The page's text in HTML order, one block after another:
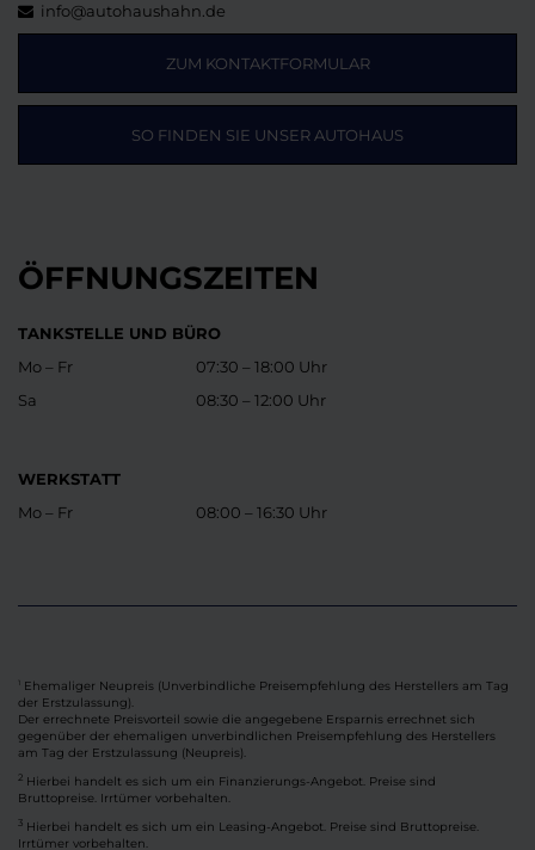
info@autohaushahn.de
ZUM KONTAKTFORMULAR
SO FINDEN SIE UNSER AUTOHAUS
ÖFFNUNGSZEITEN
TANKSTELLE UND BÜRO
Mo – Fr
Sa
07:30 – 18:00 Uhr
08:30 – 12:00 Uhr
WERKSTATT
Mo – Fr
08:00 – 16:30 Uhr
Ehemaliger Neupreis (Unverbindliche Preisempfehlung des Herstellers am Tag
der Erstzulassung).
Der errechnete Preisvorteil sowie die angegebene Ersparnis errechnet sich
gegenüber der ehemaligen unverbindlichen Preisempfehlung des Herstellers
am Tag der Erstzulassung (Neupreis).
2 Hierbei handelt es sich um ein Finanzierungs-Angebot. Preise sind
Bruttopreise. Irrtümer vorbehalten.
3 Hierbei handelt es sich um ein Leasing-Angebot. Preise sind Bruttopreise.
Irrtümer vorbehalten.